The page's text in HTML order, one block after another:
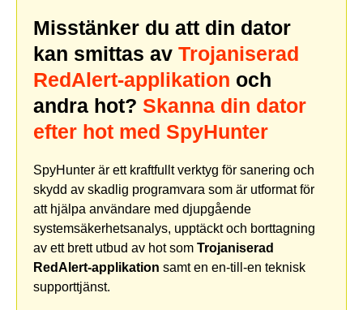
Misstänker du att din dator
kan smittas av Trojaniserad
RedAlert-applikation och
andra hot? Skanna din dator
efter hot med SpyHunter
SpyHunter är ett kraftfullt verktyg för sanering och
skydd av skadlig programvara som är utformat för
att hjälpa användare med djupgående
systemsäkerhetsanalys, upptäckt och borttagning
av ett brett utbud av hot som Trojaniserad
RedAlert-applikation samt en en-till-en teknisk
supporttjänst.